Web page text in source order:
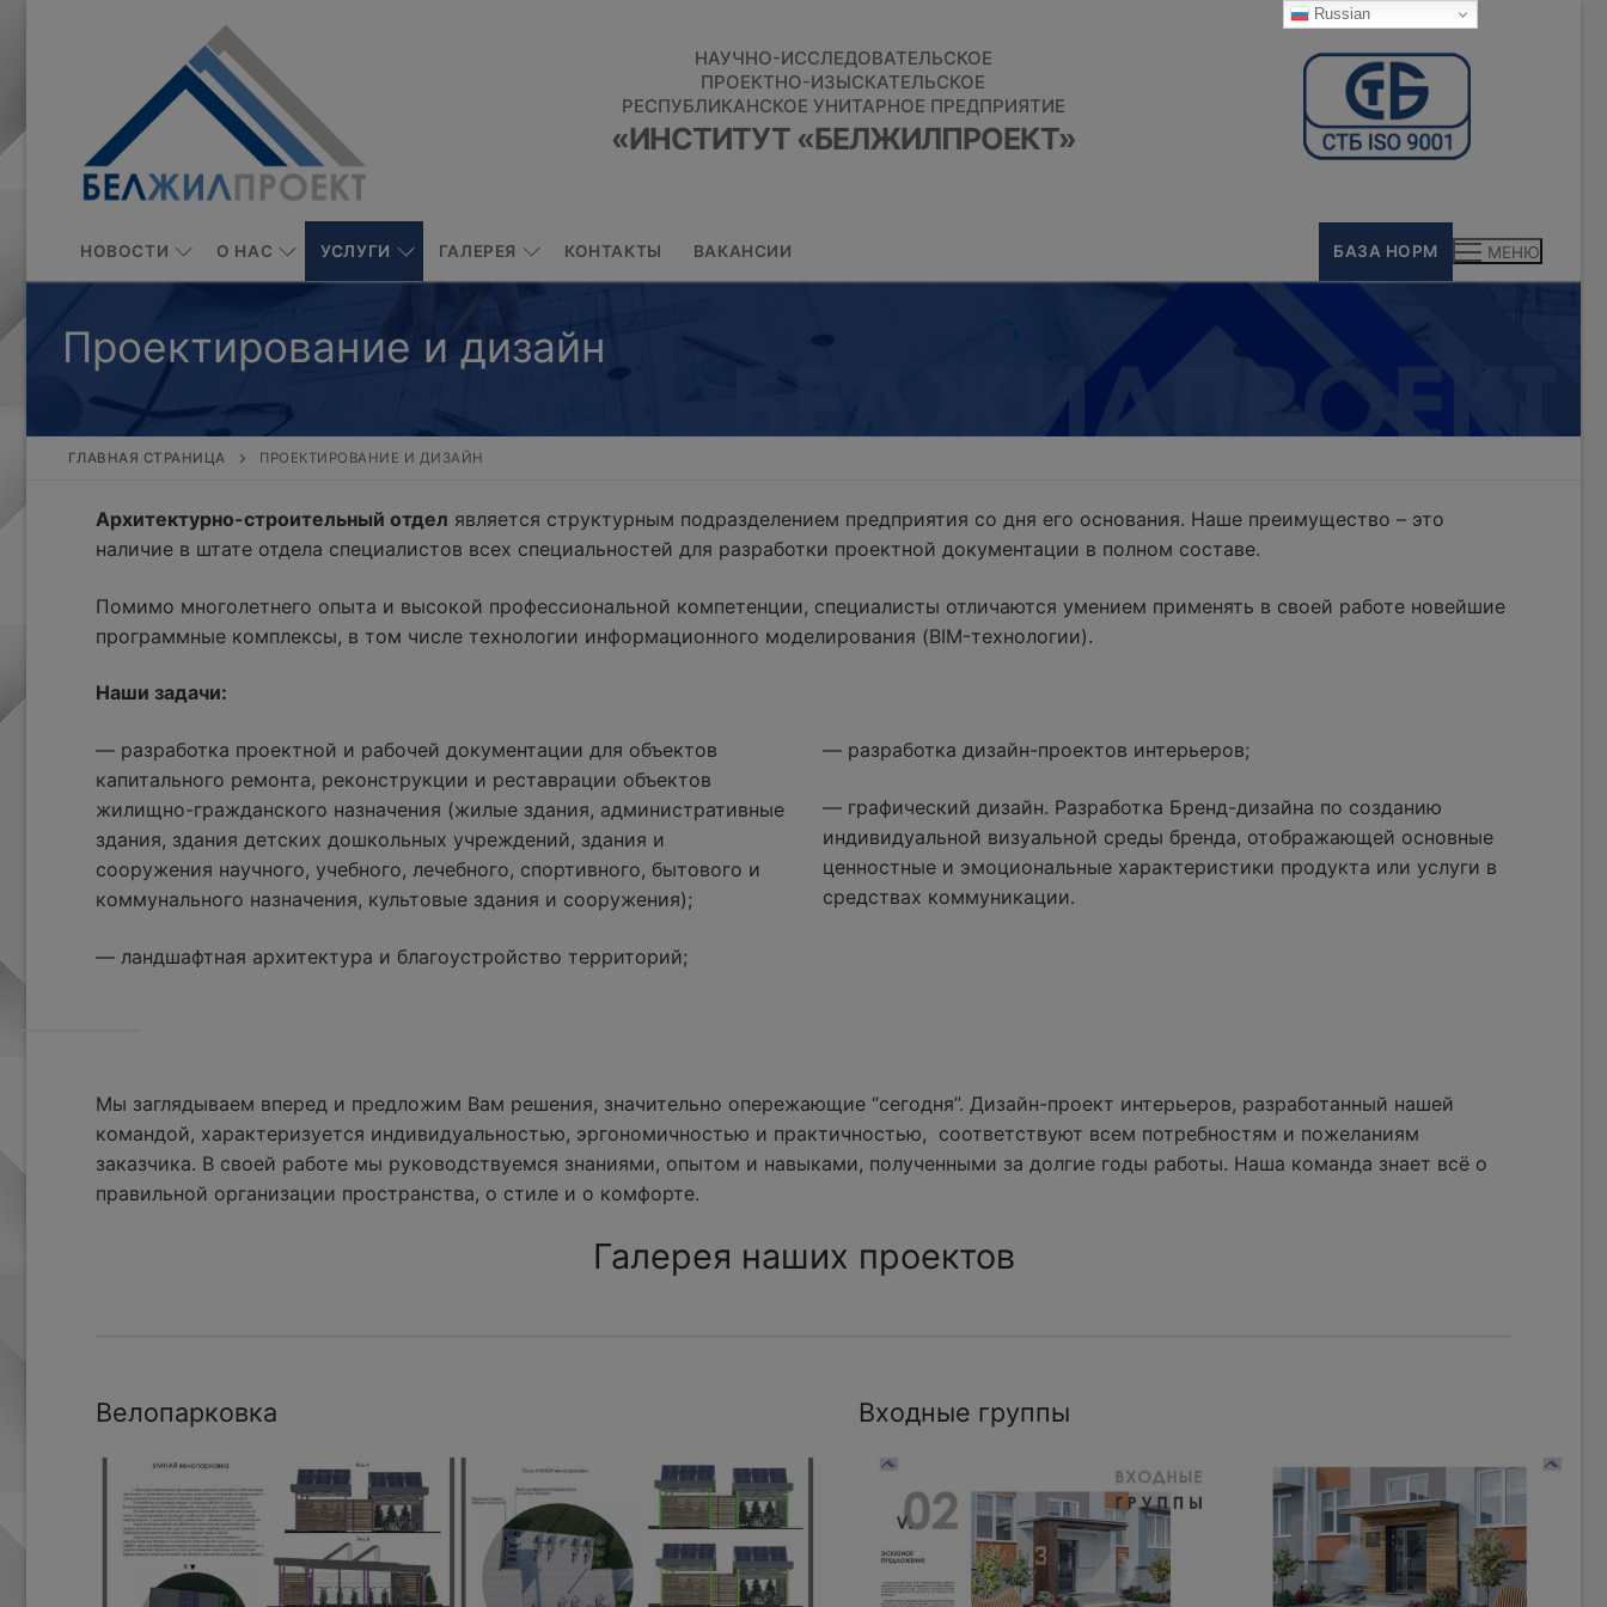
НАУЧНО-ИССЛЕДОВАТЕЛЬСКОЕ
ПРОЕКТНО-ИЗЫСКАТЕЛЬСКОЕ
РЕСПУБЛИКАНСКОЕ УНИТАРНОЕ ПРЕДПРИЯТИЕ
«ИНСТИТУТ «БЕЛЖИЛПРОЕКТ»
НОВОСТИ О НАС УСЛУГИ ГАЛЕРЕЯ КОНТАКТЫ ВАКАНСИИ БАЗА НОРМ МЕНЮ
Проектирование и дизайн
ГЛАВНАЯ СТРАНИЦА ПРОЕКТИРОВАНИЕ И ДИЗАЙН
Архитектурно-строительный отдел является структурным подразделением предприятия со дня его основания. Наше преимущество – это
наличие в штате отдела специалистов всех специальностей для разработки проектной документации в полном составе.
Помимо многолетнего опыта и высокой профессиональной компетенции, специалисты отличаются умением применять в своей работе новейшие
программные комплексы, в том числе технологии информационного моделирования (BIM-технологии).
Наши задачи:
— разработка проектной и рабочей документации для объектов
капитального ремонта, реконструкции и реставрации объектов
жилищно-гражданского назначения (жилые здания, административные
здания, здания детских дошкольных учреждений, здания и
сооружения научного, учебного, лечебного, спортивного, бытового и
коммунального назначения, культовые здания и сооружения);
— ландшафтная архитектура и благоустройство территорий;
— разработка дизайн-проектов интерьеров;
— графический дизайн. Разработка Бренд-дизайна по созданию
индивидуальной визуальной среды бренда, отображающей основные
ценностные и эмоциональные характеристики продукта или услуги в
средствах коммуникации.
Мы заглядываем вперед и предложим Вам решения, значительно опережающие “сегодня”. Дизайн-проект интерьеров, разработанный нашей
командой, характеризуется индивидуальностью, эргономичностью и практичностью, соответствуют всем потребностям и пожеланиям
заказчика. В своей работе мы руководствуемся знаниями, опытом и навыками, полученными за долгие годы работы. Наша команда знает всё о
правильной организации пространства, о стиле и о комфорте.
Галерея наших проектов
Велопарковка Входные группы
Russian